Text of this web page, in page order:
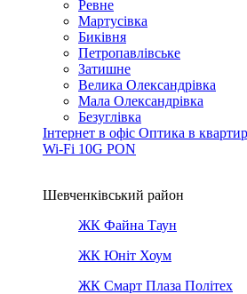
Ревне
Мартусівка
Биківня
Петропавлівське
Затишне
Велика Олександрівка
Мала Олександрівка
Безуглівка
Інтернет в офіс Оптика в
Wi-Fi 10G PON
Шевченківський район
ЖК Файна Таун
ЖК Юніт Хоум
ЖК Смарт Плаза Політех